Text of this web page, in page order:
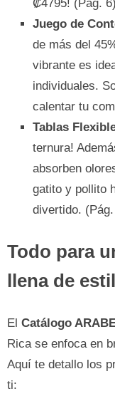
₡4795! (Pág. 6)
Juego de
de más del
vibrante es
individuales.
calentar tu
Tablas
ternura!
absorben
gatito y pollito
divertido.
Todo para
llena de
El Catálogo
Rica se enfoca en
Aquí te detallo los
ti: